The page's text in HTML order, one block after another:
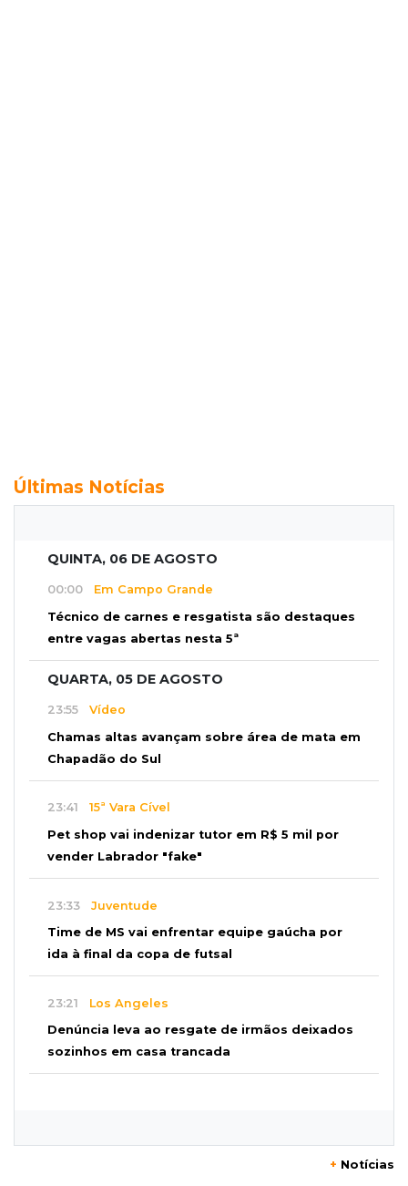
Últimas Notícias
QUINTA, 06 DE AGOSTO
00:00 Em Campo Grande
Técnico de carnes e resgatista são destaques
entre vagas abertas nesta 5ª
QUARTA, 05 DE AGOSTO
23:55 Vídeo
Chamas altas avançam sobre área de mata em
Chapadão do Sul
23:41 15ª Vara Cível
Pet shop vai indenizar tutor em R$ 5 mil por
vender Labrador "fake"
23:33 Juventude
Time de MS vai enfrentar equipe gaúcha por
ida à final da copa de futsal
23:21 Los Angeles
Denúncia leva ao resgate de irmãos deixados
sozinhos em casa trancada
formação de ciclone bomba
+ Notícias